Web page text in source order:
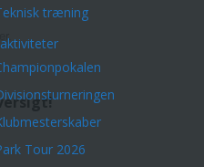
træning
Tour 2026